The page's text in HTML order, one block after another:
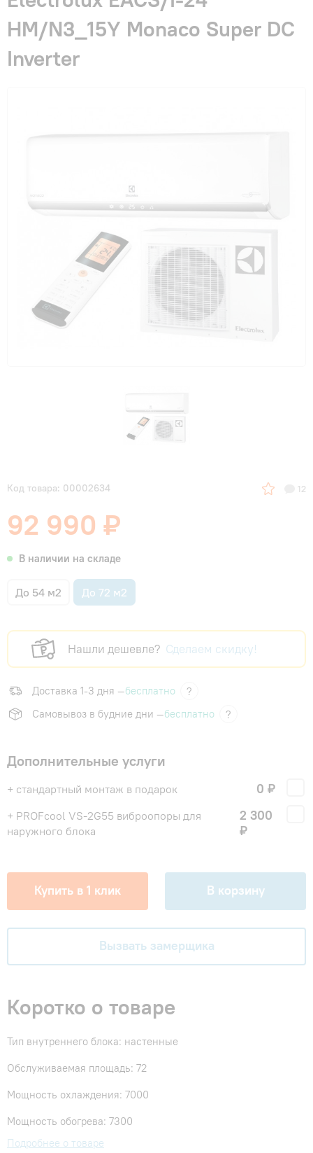
Гарантия и сервис
Монтаж
HM/N3_15Y Monaco Super DC
Inverter
Код товара: 00002634 12
92 990 ₽
В наличии на складе
До 54 м2 До 72 м2
Нашли дешевле? Сделаем скидку!
Доставка 1-3 дня —бесплатно
?
Самовывоз в будние дни —бесплатно ?
Дополнительные услуги
+ стандартный монтаж в подарок 0 ₽
+ PROFcool VS-2G55 виброопоры для
наружного блока
2 300
₽
Купить в 1 клик В корзину
Вызвать замерщика
Коротко о товаре
Тип внутреннего блока: настенные
Обслуживаемая площадь: 72
Мощность охлаждения: 7000
Мощность обогрева: 7300
Подробнее о товаре